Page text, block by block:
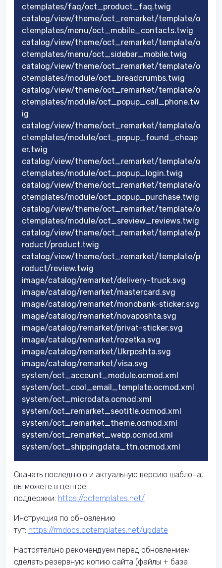
ctemplates/faq/oct_product_faq.twig
catalog/view/theme/oct_remarket/template/o
ctemplates/menu/oct_mobile_contacts.twig
catalog/view/theme/oct_remarket/template/o
ctemplates/menu/oct_sidebar_mobile.twig
catalog/view/theme/oct_remarket/template/o
ctemplates/module/oct_breadcrumbs.twig
catalog/view/theme/oct_remarket/template/o
ctemplates/module/oct_popup_call_phone.tw
ig
catalog/view/theme/oct_remarket/template/o
ctemplates/module/oct_popup_found_cheap
er.twig
catalog/view/theme/oct_remarket/template/o
ctemplates/module/oct_popup_login.twig
catalog/view/theme/oct_remarket/template/o
ctemplates/module/oct_popup_purchase.twig
catalog/view/theme/oct_remarket/template/o
ctemplates/module/oct_sreview_reviews.twig
catalog/view/theme/oct_remarket/template/p
roduct/product.twig
catalog/view/theme/oct_remarket/template/p
roduct/review.twig
image/catalog/remarket/delivery-truck.svg
image/catalog/remarket/mastercard.svg
image/catalog/remarket/monobank-sticker.svg
image/catalog/remarket/novaposhta.svg
image/catalog/remarket/privat-sticker.svg
image/catalog/remarket/rozetka.svg
image/catalog/remarket/Ukrposhta.svg
image/catalog/remarket/visa.svg
system/oct_account_module.ocmod.xml
system/oct_cool_email_template.ocmod.xml
system/oct_microdata.ocmod.xml
system/oct_remarket_seotitle.ocmod.xml
system/oct_remarket_theme.ocmod.xml
system/oct_remarket_webp.ocmod.xml
system/oct_shippingdata_ttn.ocmod.xml
Скачать последнюю и актуальную версию шаблона,
вы можете в центре
поддержки: https://octemplates.net/
Инструкция по обновлению
тут: https://rmdocs.octemplates.net/update
Настоятельно рекомендуем перед обновлением
сделать резервную копию сайта (файлы + база